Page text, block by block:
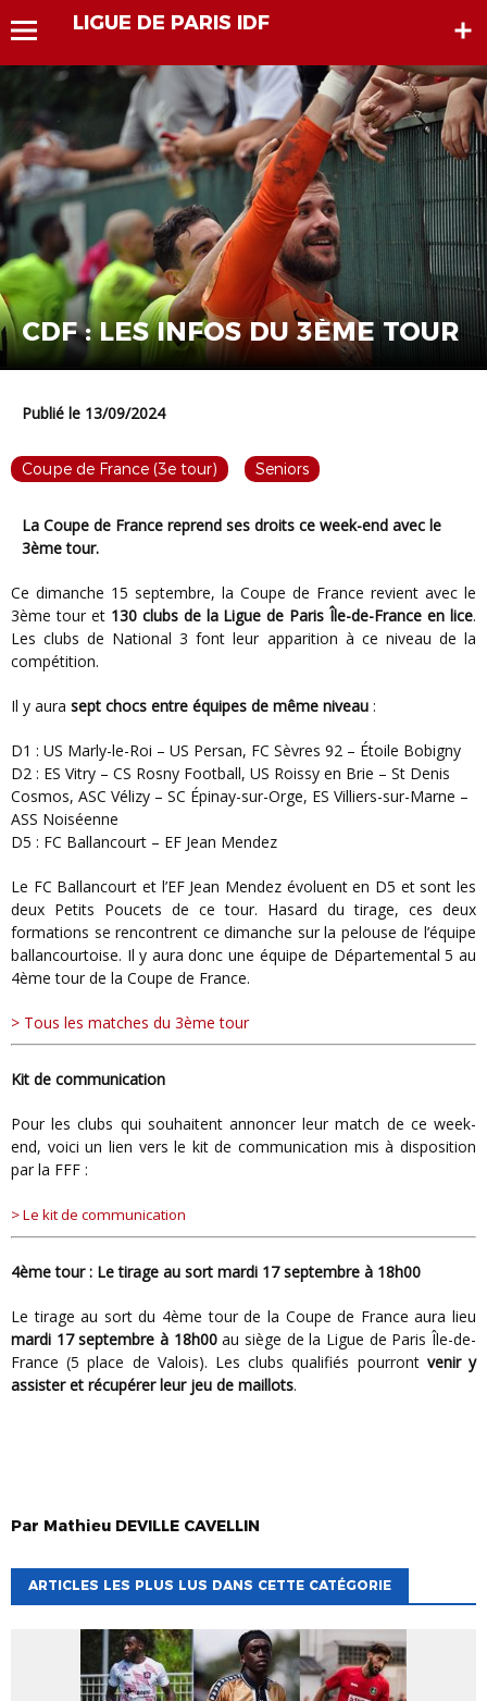
LIGUE DE PARIS IDF
CDF : LES INFOS DU 3ÈME TOUR
Publié le 13/09/2024
Coupe de France (3e tour) Seniors
La Coupe de France reprend ses droits ce week-end avec le
3ème tour.
Ce dimanche 15 septembre, la Coupe de France revient avec le
3ème tour et 130 clubs de la Ligue de Paris Île-de-France en lice.
Les clubs de National 3 font leur apparition à ce niveau de la
compétition.
Il y aura sept chocs entre équipes de même niveau :
D1 : US Marly-le-Roi – US Persan, FC Sèvres 92 – Étoile Bobigny
D2 : ES Vitry – CS Rosny Football, US Roissy en Brie – St Denis
Cosmos, ASC Vélizy – SC Épinay-sur-Orge, ES Villiers-sur-Marne –
ASS Noiséenne
D5 : FC Ballancourt – EF Jean Mendez
Le FC Ballancourt et l’EF Jean Mendez évoluent en D5 et sont les
deux Petits Poucets de ce tour. Hasard du tirage, ces deux
formations se rencontrent ce dimanche sur la pelouse de l’équipe
ballancourtoise. Il y aura donc une équipe de Départemental 5 au
4ème tour de la Coupe de France.
> Tous les matches du 3ème tour
Kit de communication
Pour les clubs qui souhaitent annoncer leur match de ce week-
end, voici un lien vers le kit de communication mis à disposition
par la FFF :
> Le kit de communication
4ème tour : Le tirage au sort mardi 17 septembre à 18h00
Le tirage au sort du 4ème tour de la Coupe de France aura lieu
mardi 17 septembre à 18h00au siège de la Ligue de Paris Île-de-
France (5 place de Valois). Les clubs qualifiés pourront venir y
assister et récupérer leur jeu de maillots.
Par Mathieu DEVILLE CAVELLIN
ARTICLES LES PLUS LUS DANS CETTE CATÉGORIE